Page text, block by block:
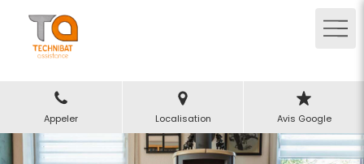
Appeler Localisation Avis Google